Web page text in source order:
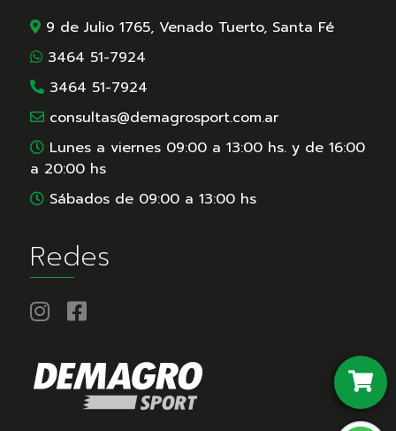
9 de Julio 1765, Venado Tuerto, Santa Fé
3464 51-7924
3464 51-7924
consultas@demagrosport.com.ar
Lunes a viernes 09:00 a 13:00 hs. y de 16:00
a 20:00 hs
Sábados de 09:00 a 13:00 hs
Redes